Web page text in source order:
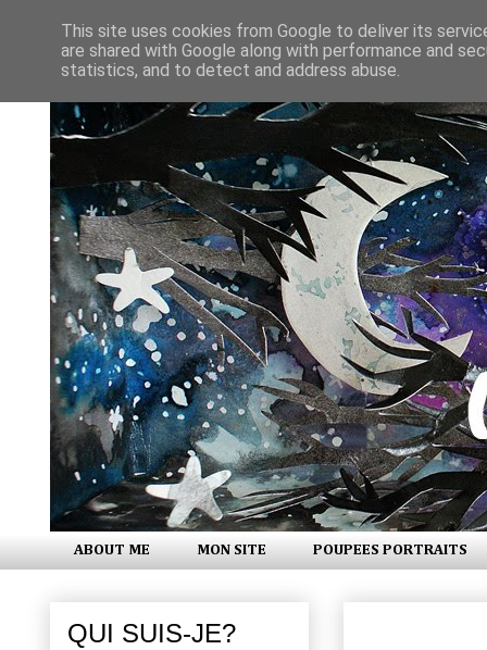
ABOUT ME MON SITE POUPEES PORTRAITS
QUI SUIS-JE?
This site uses cookies from Google to deliver its
are shared with Google along with performance and
statistics, and to detect and address abuse.